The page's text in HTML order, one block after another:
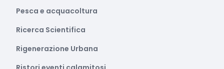
Pesca e acquacoltura
Ricerca Scientifica
Rigenerazione Urbana